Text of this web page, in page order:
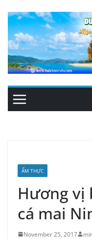
content
ẨM THỰC
Hương vị
cá mai
November 25, 2017